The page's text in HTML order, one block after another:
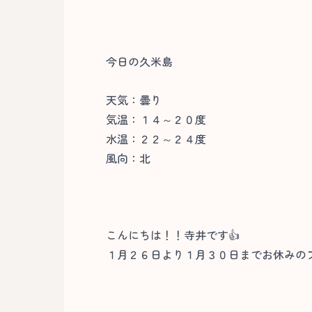
今日の久米島
天気：曇り
気温：１４～２０度
水温：２２～２４度
風向：北
こんにちは！！寺井です👍
１月２６日より１月３０日までお休みの